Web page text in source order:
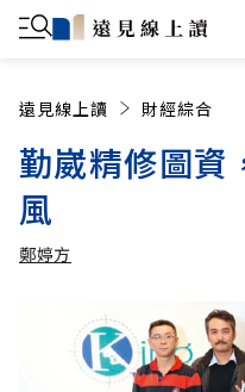
遠見線上讀 財經綜合
勤崴精修圖
風
鄭婷方
鄭婷方